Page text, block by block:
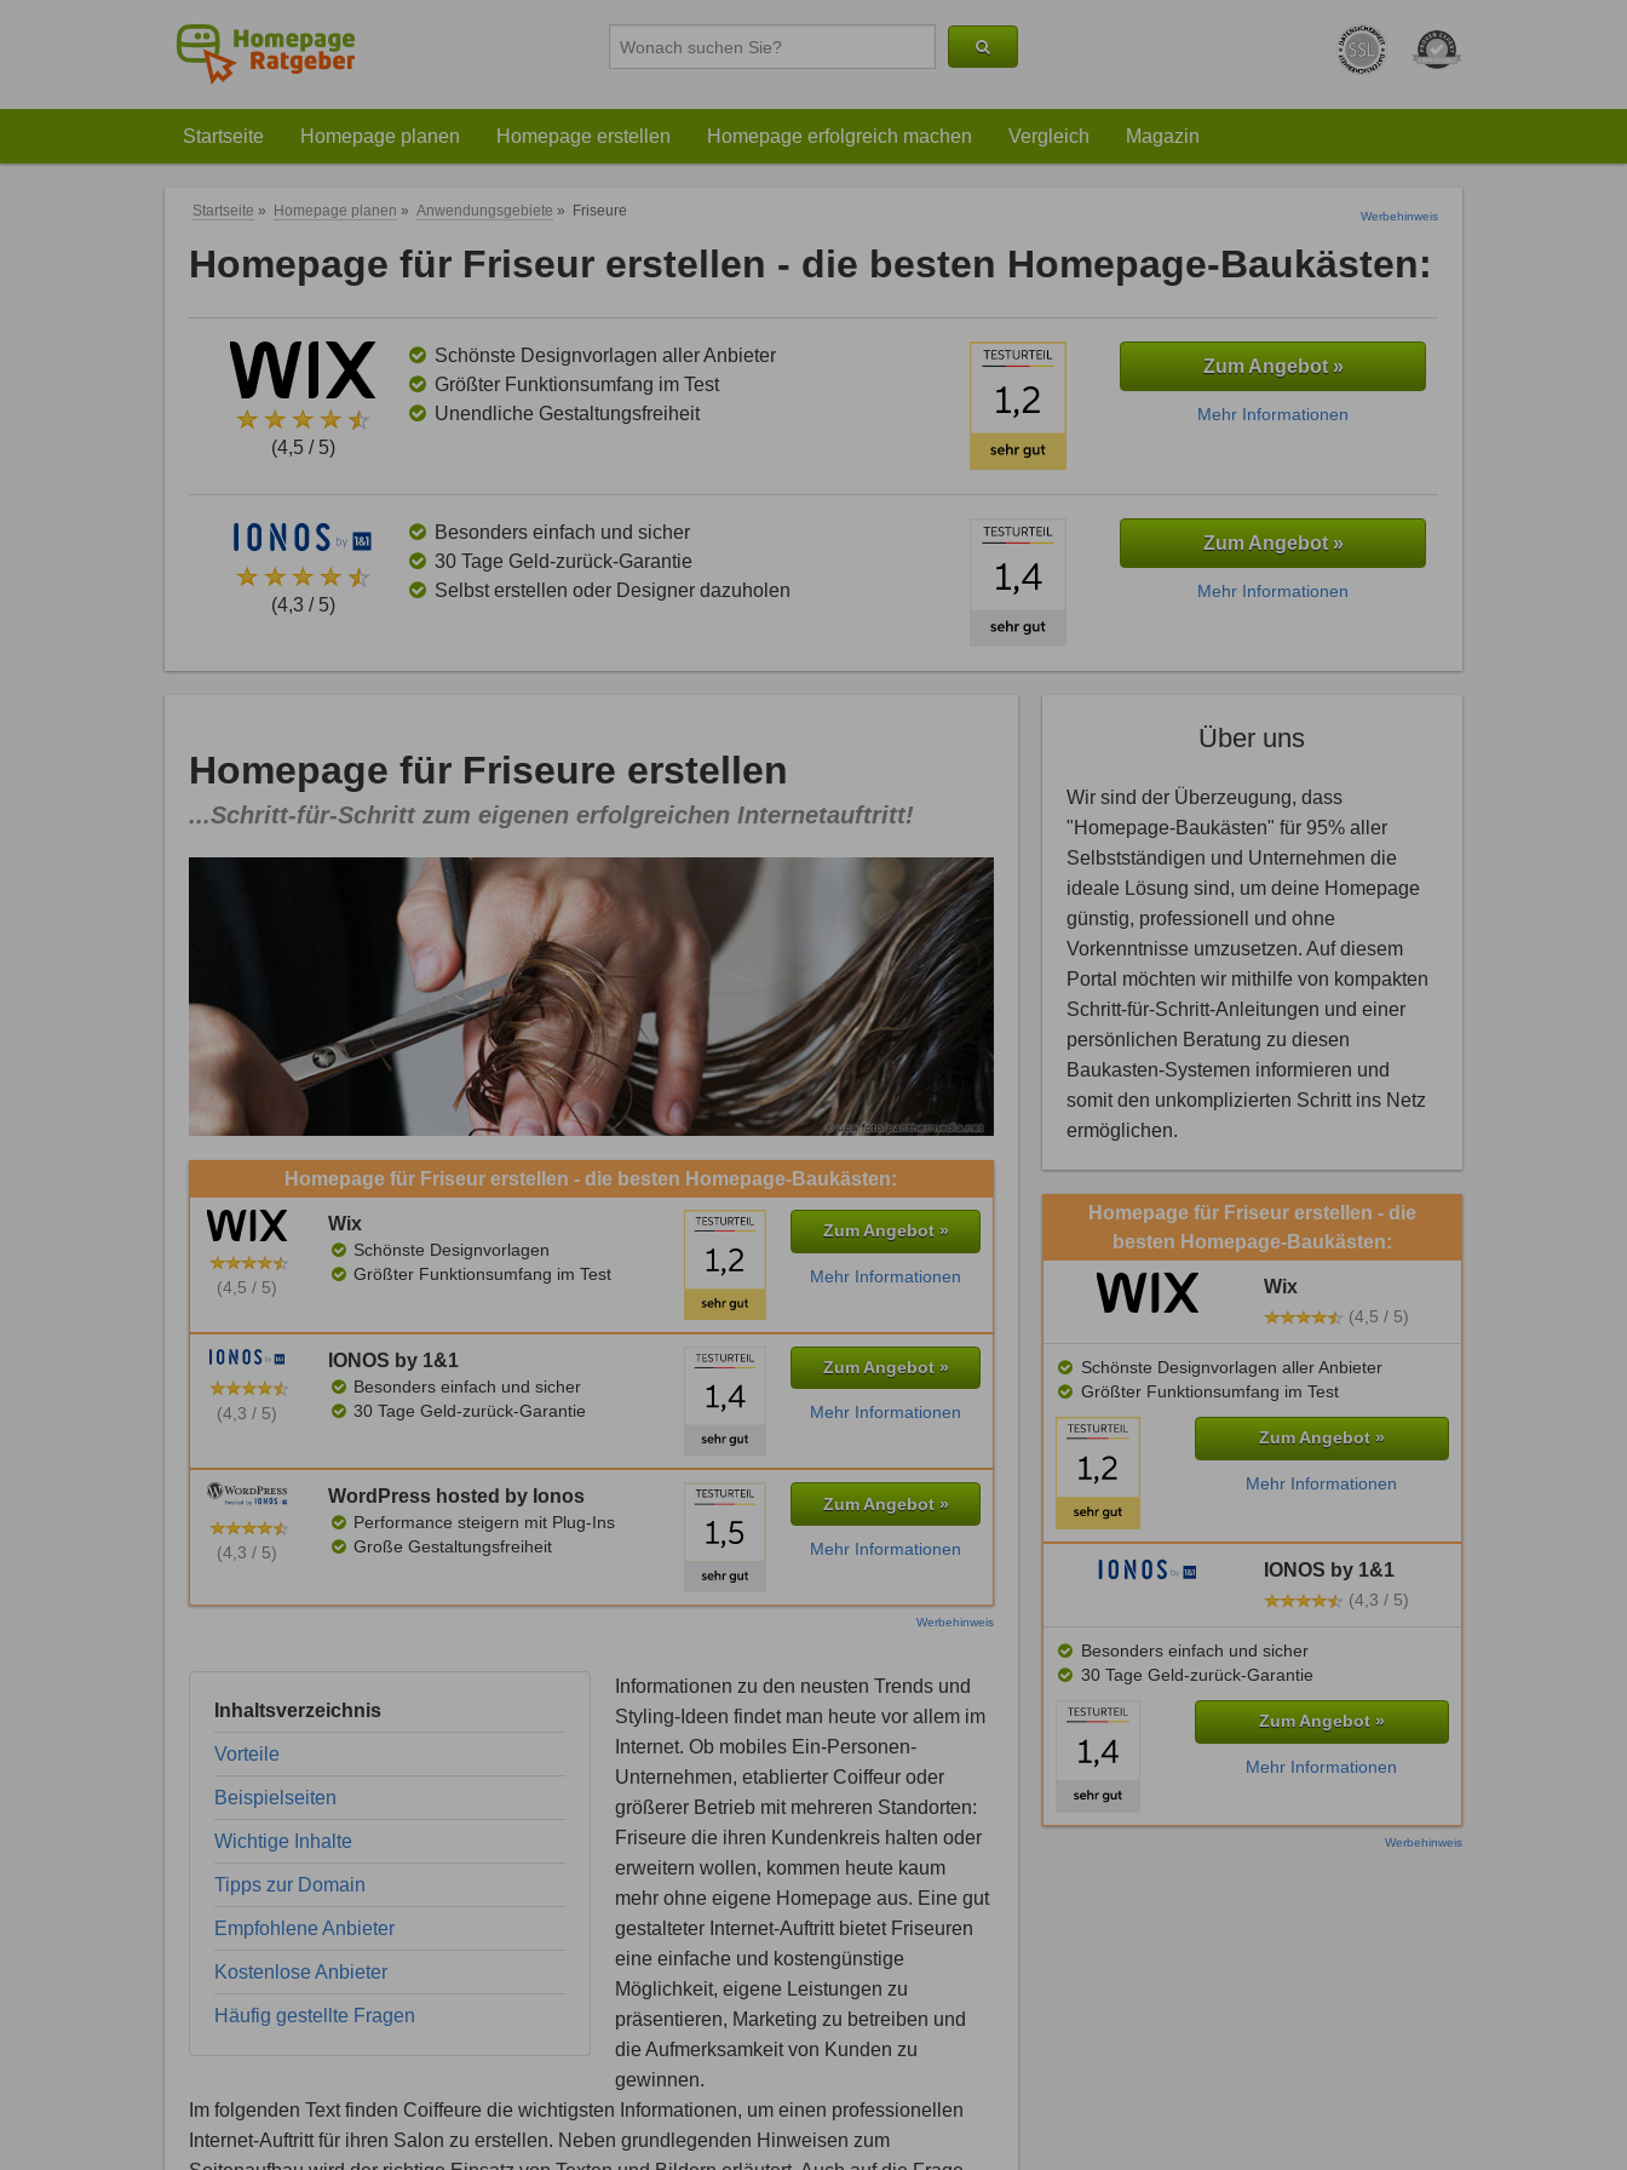
Startseite Homepage planen Homepage erstellen Homepage erfolgreich machen Vergleich Magazin
Werbehinweis
Startseite » Homepage planen » Anwendungsgebiete » Friseure
Homepage für Friseur erstellen - die besten Homepage-Baukästen:
(4,5 / 5)
Schönste Designvorlagen aller Anbieter
Größter Funktionsumfang im Test
Unendliche Gestaltungsfreiheit
Zum Angebot »
Mehr Informationen
(4,3 / 5)
Besonders einfach und sicher
30 Tage Geld-zurück-Garantie
Selbst erstellen oder Designer dazuholen
Zum Angebot »
Mehr Informationen
Homepage für Friseure erstellen
...Schritt-für-Schritt zum eigenen erfolgreichen Internetauftritt!
Homepage für Friseur erstellen - die besten Homepage-Baukästen:
(4,5 / 5)
Wix
Schönste Designvorlagen
Größter Funktionsumfang im Test
Zum Angebot »
Mehr Informationen
(4,3 / 5)
IONOS by 1&1
Besonders einfach und sicher
30 Tage Geld-zurück-Garantie
Zum Angebot »
Mehr Informationen
(4,3 / 5)
WordPress hosted by Ionos
Performance steigern mit Plug-Ins
Große Gestaltungsfreiheit
Zum Angebot »
Mehr Informationen
Werbehinweis
Inhaltsverzeichnis
Vorteile
Beispielseiten
Wichtige Inhalte
Tipps zur Domain
Empfohlene Anbieter
Kostenlose Anbieter
Häufig gestellte Fragen
Informationen zu den neusten Trends und
Styling-Ideen findet man heute vor allem im
Internet. Ob mobiles Ein-Personen-
Unternehmen, etablierter Coiffeur oder
größerer Betrieb mit mehreren Standorten:
Friseure die ihren Kundenkreis halten oder
erweitern wollen, kommen heute kaum
mehr ohne eigene Homepage aus. Eine gut
gestalteter Internet-Auftritt bietet Friseuren
eine einfache und kostengünstige
Möglichkeit, eigene Leistungen zu
präsentieren, Marketing zu betreiben und
die Aufmerksamkeit von Kunden zu
gewinnen.
Im folgenden Text finden Coiffeure die wichtigsten Informationen, um einen professionellen
Internet-Auftritt für ihren Salon zu erstellen. Neben grundlegenden Hinweisen zum
Über uns
Wir sind der Überzeugung, dass
"Homepage-Baukästen" für 95% aller
Selbstständigen und Unternehmen die
ideale Lösung sind, um deine Homepage
günstig, professionell und ohne
Vorkenntnisse umzusetzen. Auf diesem
Portal möchten wir mithilfe von kompakten
Schritt-für-Schritt-Anleitungen und einer
persönlichen Beratung zu diesen
Baukasten-Systemen informieren und
somit den unkomplizierten Schritt ins Netz
ermöglichen.
Homepage für Friseur erstellen - die
besten Homepage-Baukästen:
Wix
(4,5 / 5)
Schönste Designvorlagen aller Anbieter
Größter Funktionsumfang im Test
Zum Angebot »
Mehr Informationen
IONOS by 1&1
(4,3 / 5)
Besonders einfach und sicher
30 Tage Geld-zurück-Garantie
Zum Angebot »
Mehr Informationen
Werbehinweis